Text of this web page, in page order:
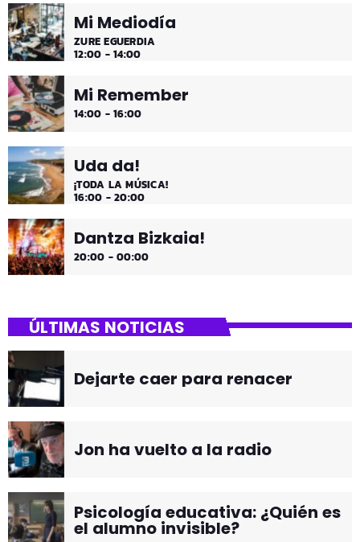
Mi Mediodía
ZURE EGUERDIA
12:00 - 14:00
Mi Remember
14:00 - 16:00
Uda da!
¡TODA LA MÚSICA!
16:00 - 20:00
Dantza Bizkaia!
20:00 - 00:00
ÚLTIMAS NOTICIAS
Dejarte caer para renacer
Jon ha vuelto a la radio
Psicología educativa: ¿Quién es
el alumno invisible?